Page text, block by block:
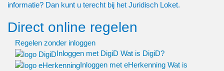
informatie? Dan kunt u terecht bij het Juridisch Loket.
Direct online regelen
Regelen zonder inloggen
Inloggen met DigiD Wat is DigiD?
Inloggen met eHerkenning Wat is